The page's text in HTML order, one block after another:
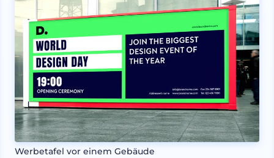
Werbetafel vor einem Gebäude